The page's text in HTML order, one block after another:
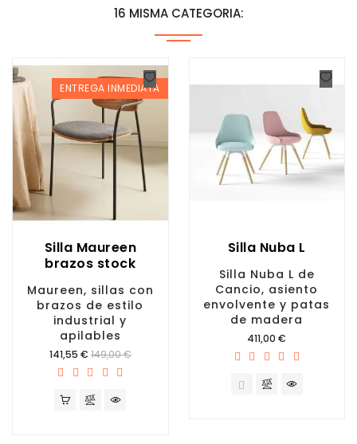
16 MISMA CATEGORIA:
ENTREGA INMEDIATA
Silla Maureen
brazos stock
Maureen, sillas con
brazos de estilo
industrial y
apilables
Precio
141,55 € 149,00 €
Silla Nuba L
Silla Nuba L de
Cancio, asiento
envolvente y patas
de madera
Precio
411,00 €